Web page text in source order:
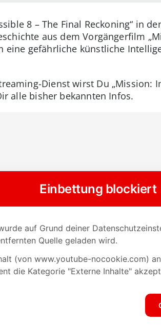
8 – The Final Reckoning“ in
aus dem Vorgängerfilm
eine gefährliche künstliche
Dienst wirst Du „Mission:
alle bisher bekannten Infos.